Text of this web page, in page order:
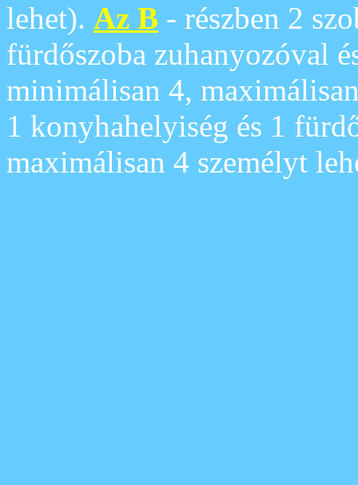
lehet). Az B - részben 2
fürdőszoba zuhanyozóval
minimálisan 4,
1 konyhahelyiség és 1 fürd
maximálisan 4 személyt